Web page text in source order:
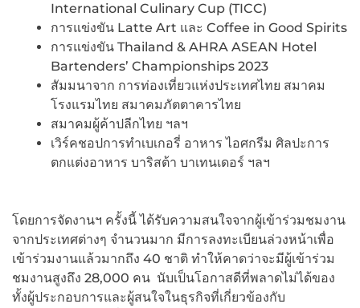
International Culinary Cup (TICC)
การแข่งขัน Latte Art และ Coffee in Good Spirits
การแข่งขัน Thailand & AHRA ASEAN Hotel
Bartenders’ Championships 2023
สัมมนาจาก การท่องเที่ยวแห่งประเทศไทย สมาคม
โรงแรมไทย สมาคมภัตตาคารไทย
สมาคมผู้ค้าปลีกไทย ฯลฯ
เวิร์คชอปการทำเบเกอรี่ อาหาร ไอศกรีม ศิลปะการ
ตกแต่งอาหาร บาริสต้า บาเทนเดอร์ ฯลฯ
โดยการจัดงานฯ ครั้งนี้ ได้รับความสนใจจากผู้เข้าร่วมชมงาน
จากประเทศต่างๆ จำนวนมาก มีการลงทะเบียนล่วงหน้าเพื่อ
เข้าร่วมงานแล้วมากถึง 40 ชาติ ทำให้คาดว่าจะมีผู้เข้าร่วม
ชมงานสูงถึง 28,000 คน นับเป็นโอกาสดีที่พลาดไม่ได้ของ
ทั้งผู้ประกอบการและผู้สนใจในธุรกิจที่เกี่ยวข้องกับ